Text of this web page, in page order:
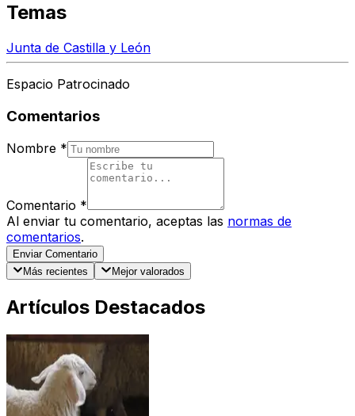
Temas
Junta de Castilla y León
Espacio Patrocinado
Comentarios
Nombre *
Comentario *
Al enviar tu comentario, aceptas las normas de
comentarios.
Enviar Comentario
Más recientes
Mejor valorados
Artículos Destacados